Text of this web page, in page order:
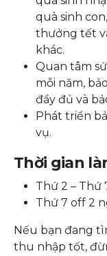
quà sinh
thưởng tết
khác.
Quan tâm
mỗi năm,
đầy đủ và
Phát triển
vụ.
Thời gian
Thứ 2 – Thứ
Thứ 7 off 2
Nếu bạn đang
thu nhập tốt,